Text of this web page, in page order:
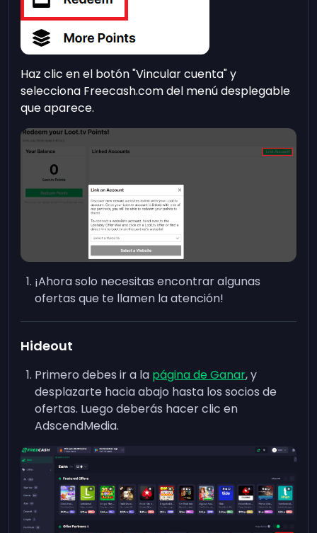
Haz clic en el botón "Vincular cuenta" y
selecciona Freecash.com del menú desplegable
que aparece.
¡Ahora solo necesitas encontrar algunas
ofertas que te llamen la atención!
Hideout
Primero debes ir a la página de Ganar, y
desplazarte hacia abajo hasta los socios de
ofertas. Luego deberás hacer clic en
AdscendMedia.